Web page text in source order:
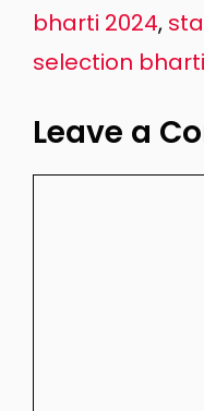
bharti 2024,
selection
Leave a